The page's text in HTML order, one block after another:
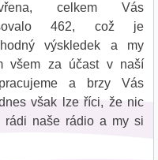
celkem Vás
462, což je
výskledek a my
všem za účast v naší
a brzy Vás
však lze říci, že nic
rádi naše rádio a my si